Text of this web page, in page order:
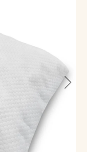
Next